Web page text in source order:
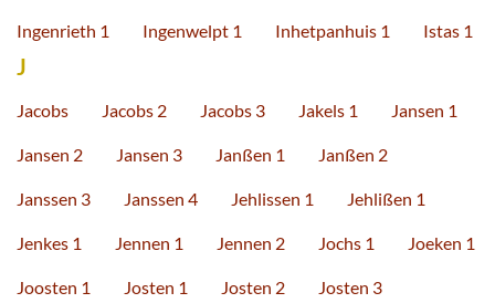
Ingenrieth 1 Ingenwelpt 1 Inhetpanhuis 1 Istas 1
J
Jacobs Jacobs 2 Jacobs 3 Jakels 1 Jansen 1
Jansen 2 Jansen 3 Janßen 1 Janßen 2
Janssen 3 Janssen 4 Jehlissen 1 Jehlißen 1
Jenkes 1 Jennen 1 Jennen 2 Jochs 1 Joeken 1
Joosten 1 Josten 1 Josten 2 Josten 3